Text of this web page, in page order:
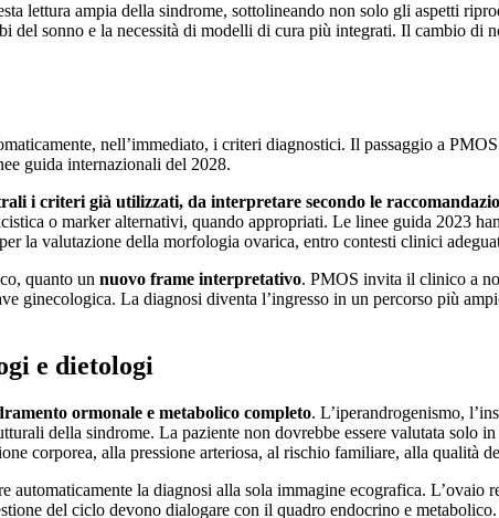
lettura ampia della sindrome, sottolineando non solo gli aspetti
del sonno e la necessità di modelli di cura più integrati. Il cambio di
nell’immediato, i criteri diagnostici. Il passaggio a
guida internazionali del 2028.
i criteri già utilizzati, da interpretare secondo le
o marker alternativi, quando appropriati. Le linee guida 2023
la valutazione della morfologia ovarica, entro contesti clinici
quanto un nuovo frame interpretativo. PMOS invita il clinico a
ginecologica. La diagnosi diventa l’ingresso in un percorso più
e dietologi
ormonale e metabolico completo. L’iperandrogenismo,
della sindrome. La paziente non dovrebbe essere valutata solo
corporea, alla pressione arteriosa, al rischio familiare, alla qualità
la diagnosi alla sola immagine ecografica. L’ovaio
del ciclo devono dialogare con il quadro endocrino e metabolico.